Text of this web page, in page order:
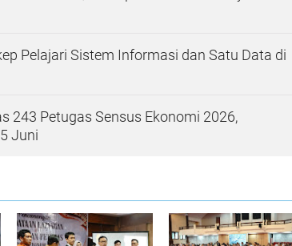
Pelajari Sistem Informasi dan Satu Data di
243 Petugas Sensus Ekonomi 2026,
Juni